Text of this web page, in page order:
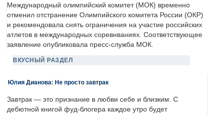
Международный олимпийский комитет (МОК) временно
отменил отстранение Олимпийского комитета России (ОКР)
и рекомендовала снять ограничения на участие российских
атлетов в международных соревнваниях. Соответствующее
заявление опубликовала пресс-служба МОК.
ВКУСНЫЙ РАЗДЕЛ
Юлия Дианова: Не просто завтрак
Завтрак — это признание в любви себе и близким. С
дебютной книгой фуд-блогера каждое утро будет